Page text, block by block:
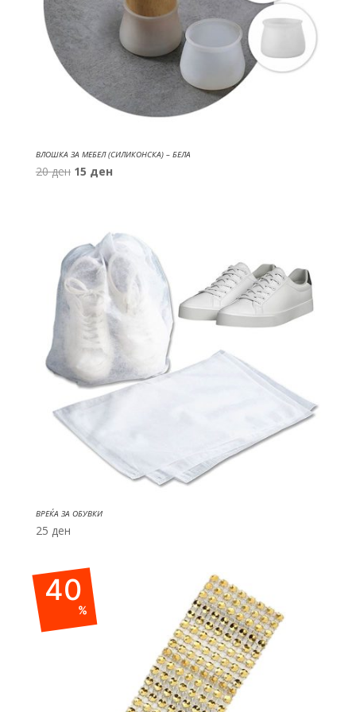
ВЛОШКА ЗА МЕБЕЛ (СИЛИКОНСКА) – БЕЛА
20ден Original
15 денCurrent
ВРЕЌА ЗА ОБУВКИ
25 ден
40
%